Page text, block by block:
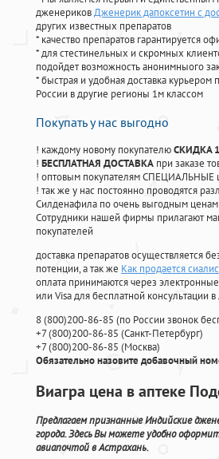
дженериковДженерик дапоксетин с
других известных препаратов
* качество препаратов гарантируется
* для стестинельных и скромных
подойдет возможность анонимныого
* быстрая и удобная доставка
России в другие регионы 1м классом
Покупать у нас выгодно
! каждому новому покупателюСКИДКА
! БЕСПЛАТНАЯ ДОСТАВКА при заказе
! оптовым покупателям СПЕЦИАЛЬНЫЕ
! так же у нас постоянно проводятся
Силденафила по очень выгодным
Cотрудники нашей фирмы прилагают
покупателей
доставка препаратов осуществляется
потенции, а так же Как продается сиалис
оплата принимаются через
или Visa для бесплатной консультации
8(800)200-86-85 (по России звонок
+7(800)200-86-85 (Санкт-Петербург)
+7(800)200-86-85 (Москва)
Обязательно назовите добавочный
Виагра цена в аптеке
Предлагаем признанные Индийские
города. Здесь Вы можете удобно
авиапочтой в Астрахань.